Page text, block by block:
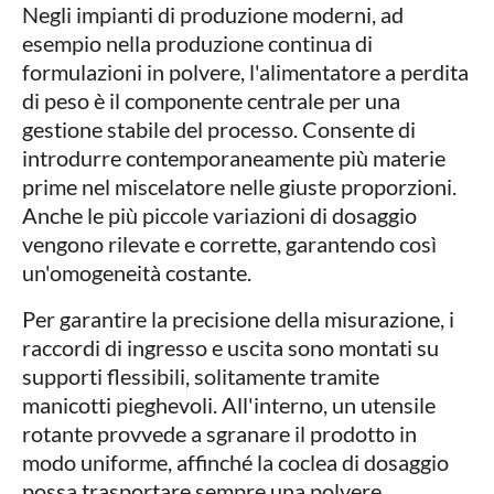
Negli impianti di produzione moderni, ad
esempio nella produzione continua di
formulazioni in polvere, l'alimentatore a perdita
di peso è il componente centrale per una
gestione stabile del processo. Consente di
introdurre contemporaneamente più materie
prime nel miscelatore nelle giuste proporzioni.
Anche le più piccole variazioni di dosaggio
vengono rilevate e corrette, garantendo così
un'omogeneità costante.
Per garantire la precisione della misurazione, i
raccordi di ingresso e uscita sono montati su
supporti flessibili, solitamente tramite
manicotti pieghevoli. All'interno, un utensile
rotante provvede a sgranare il prodotto in
modo uniforme, affinché la coclea di dosaggio